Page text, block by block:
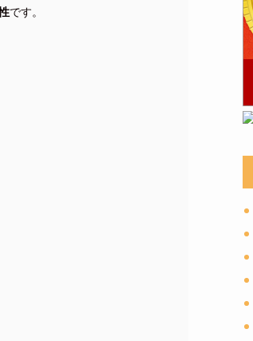
です。